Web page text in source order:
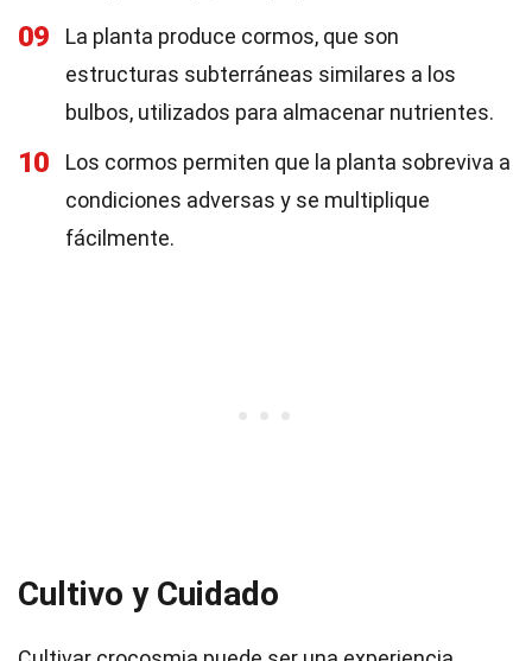
09
La planta produce cormos, que son
estructuras subterráneas similares a los
bulbos, utilizados para almacenar nutrientes.
10
Los cormos permiten que la planta sobreviva a
condiciones adversas y se multiplique
fácilmente.
Cultivo y Cuidado